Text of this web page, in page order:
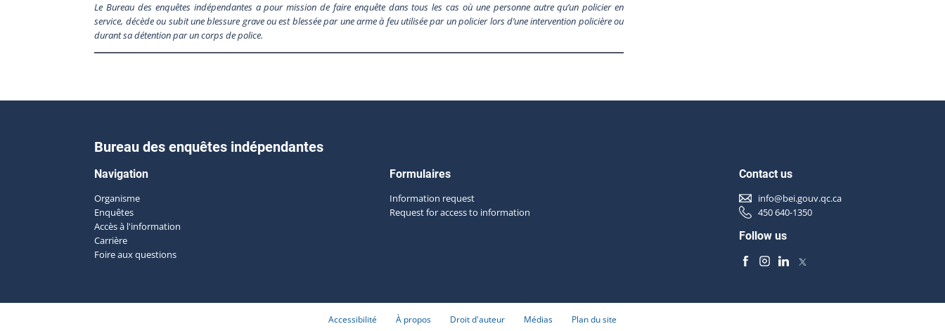
Le Bureau des enquêtes indépendantes a pour mission de faire enquête dans tous les cas où une personne autre qu’un policier en
service, décède ou subit une blessure grave ou est blessée par une arme à feu utilisée par un policier lors d’une intervention policière ou
durant sa détention par un corps de police.
Bureau des enquêtes indépendantes
Navigation
Organisme
Enquêtes
Accès à l'information
Carrière
Foire aux questions
Formulaires
Information request
Request for access to information
Contact us
info@bei.gouv.qc.ca
450 640-1350
Follow us
Accessibilité À propos Droit d'auteur Médias Plan du site